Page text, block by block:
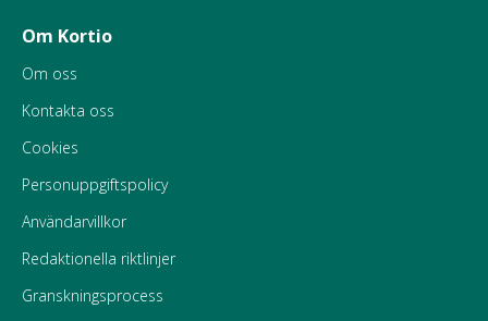
Om Kortio
Om oss
Kontakta oss
Cookies
Personuppgiftspolicy
Användarvillkor
Redaktionella riktlinjer
Granskningsprocess